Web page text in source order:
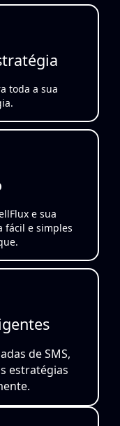
toda a sua
e sua
fácil e simples
de SMS,
estratégias